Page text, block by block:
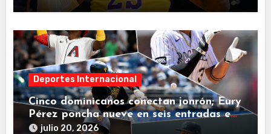
Deportes Internacional
Cinco dominicanos conectan jonrón; Eury
Pérez poncha nueve en seis entradas en
jornada de este domingo
julio 20, 2026